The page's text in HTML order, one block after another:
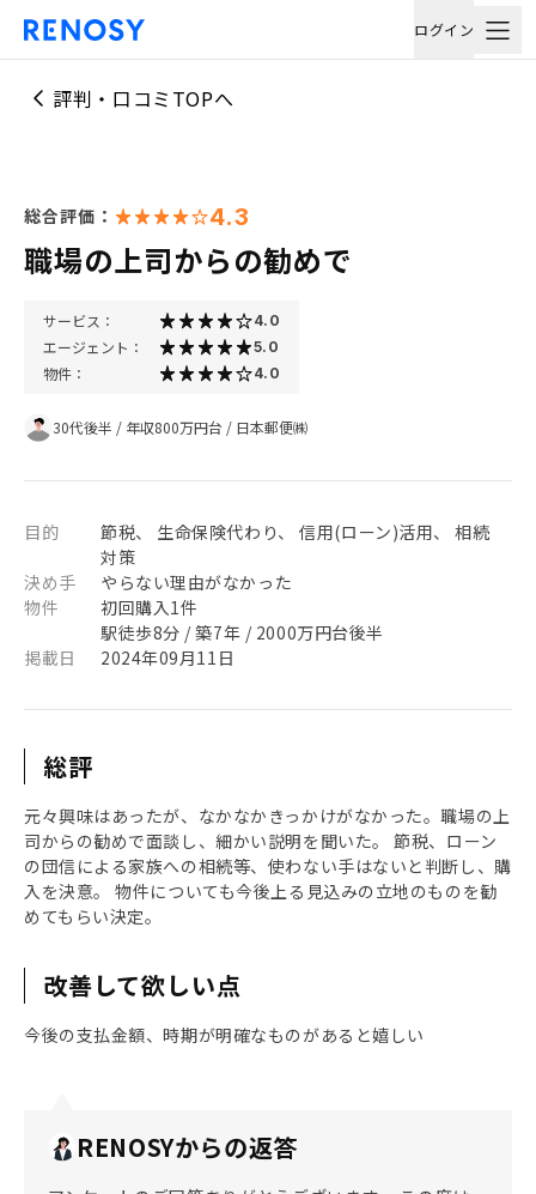
ログイン
評判・口コミTOPへ
総合評価： 4.3
職場の上司からの勧めで
サービス： 4.0
エージェント： 5.0
物件： 4.0
30代後半 / 年収800万円台 / 日本郵便㈱
目的
節税、 生命保険代わり、 信用(ローン)活用、 相続
対策
決め手
やらない理由がなかった
物件
初回購入1件
駅徒歩8分 / 築7年 / 2000万円台後半
掲載日
2024年09月11日
総評
元々興味はあったが、なかなかきっかけがなかった。職場の上
司からの勧めで面談し、細かい説明を聞いた。 節税、ローン
の団信による家族への相続等、使わない手はないと判断し、購
入を決意。 物件についても今後上る見込みの立地のものを勧
めてもらい決定。
改善して欲しい点
今後の支払金額、時期が明確なものがあると嬉しい
RENOSYからの返答